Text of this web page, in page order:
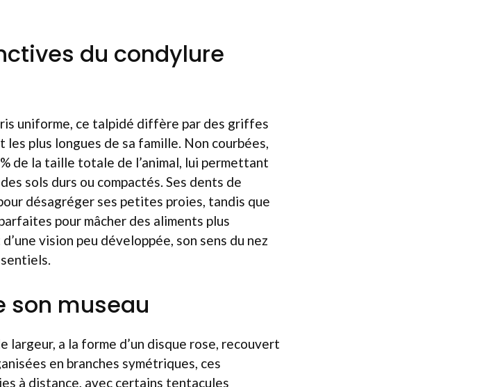
du condylure
uniforme, ce talpidé diffère par des griffes
plus longues de sa famille. Non courbées,
de la taille totale de l’animal, lui permettant
sols durs ou compactés. Ses dents de
désagréger ses petites proies, tandis que
pour mâcher des aliments plus
vision peu développée, son sens du nez
son museau
largeur, a la forme d’un disque rose, recouvert
en branches symétriques, ces
à distance, avec certains tentacules